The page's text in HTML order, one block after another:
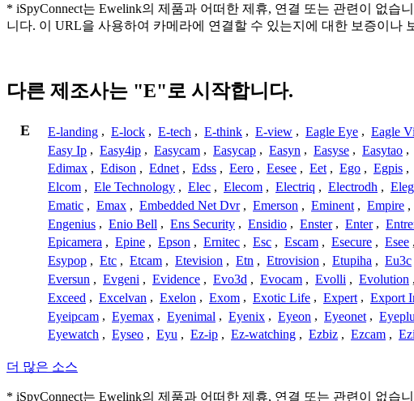
* iSpyConnect는 Ewelink의 제품과 어떠한 제휴, 연결 또는 관련이 없
니다. 이 URL을 사용하여 카메라에 연결할 수 있는지에 대한 보증이나
다른 제조사는 "E"로 시작합니다.
E E-landing , E-lock , E-tech , E-think , E-view , Eagle Eye , Eagle
Easy Ip , Easy4ip , Easycam , Easycap , Easyn , Easyse , Easytao ,
Edimax , Edison , Ednet , Edss , Eero , Eesee , Eet , Ego , Egpis ,
Elcom , Ele Technology , Elec , Elecom , Electriq , Electrodh ,
Ematic , Emax , Embedded Net Dvr , Emerson , Eminent , Empire ,
Engenius , Enio Bell , Ens Security , Ensidio , Enster , Enter ,
Epicamera , Epine , Epson , Ernitec , Esc , Escam , Esecure , Esee ,
Esypop , Etc , Etcam , Etevision , Etn , Etrovision , Etupiha , Eu3c
Eversun , Evgeni , Evidence , Evo3d , Evocam , Evolli , Evolution ,
Exceed , Excelvan , Exelon , Exom , Exotic Life , Expert , Export
Eyeipcam , Eyemax , Eyenimal , Eyenix , Eyeon , Eyeonet ,
Eyewatch , Eyseo , Eyu , Ez-ip , Ez-watching , Ezbiz , Ezcam ,
더 많은 소스
* iSpyConnect는 Ewelink의 제품과 어떠한 제휴, 연결 또는 관련이 없